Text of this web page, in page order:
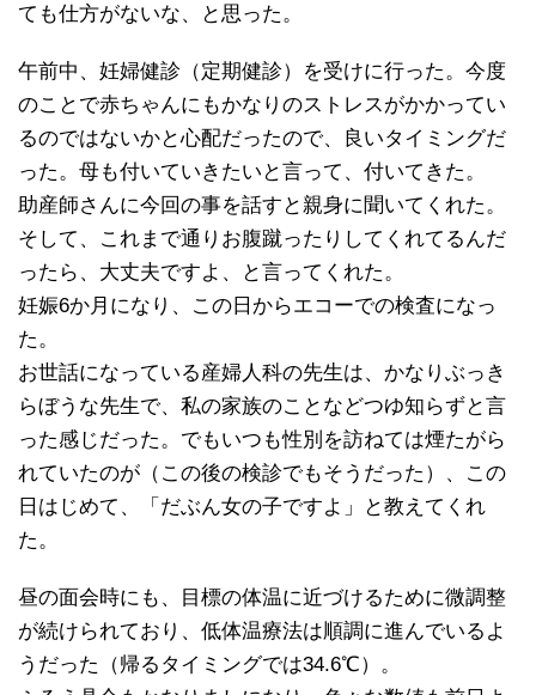
ても仕方がないな、と思った。
午前中、妊婦健診（定期健診）を受けに行った。今度
のことで赤ちゃんにもかなりのストレスがかかってい
るのではないかと心配だったので、良いタイミングだ
った。母も付いていきたいと言って、付いてきた。
助産師さんに今回の事を話すと親身に聞いてくれた。
そして、これまで通りお腹蹴ったりしてくれてるんだ
ったら、大丈夫ですよ、と言ってくれた。
妊娠6か月になり、この日からエコーでの検査になっ
た。
お世話になっている産婦人科の先生は、かなりぶっき
らぼうな先生で、私の家族のことなどつゆ知らずと言
った感じだった。でもいつも性別を訪ねては煙たがら
れていたのが（この後の検診でもそうだった）、この
日はじめて、「だぶん女の子ですよ」と教えてくれ
た。
昼の面会時にも、目標の体温に近づけるために微調整
が続けられており、低体温療法は順調に進んでいるよ
うだった（帰るタイミングでは34.6℃）。